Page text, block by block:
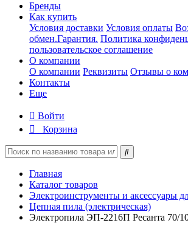
Бренды
Как купить
Условия доставки Условия оплаты
обмен.Гарантия. Политика
пользовательское соглашение
О компании
О компании Реквизиты Отзывы о
Контакты
Еще
Войти
Корзина
Главная
Каталог товаров
Электроинструменты и аксессуары
Цепная пила (электрическая)
Электропила ЭП-2216П Ресанта 70/